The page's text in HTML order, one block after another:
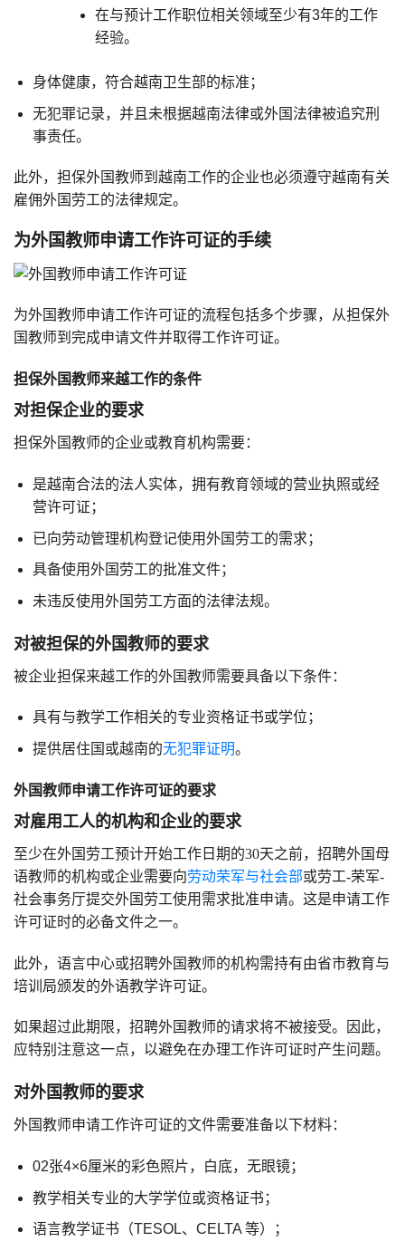
在与预计工作职位相关领域至少有3年的工作
经验。
身体健康，符合越南卫生部的标准；
无犯罪记录，并且未根据越南法律或外国法律被追究刑
事责任。
此外，担保外国教师到越南工作的企业也必须遵守越南有关
雇佣外国劳工的法律规定。
为外国教师申请工作许可证的手续
为外国教师申请工作许可证的流程包括多个步骤，从担保外
国教师到完成申请文件并取得工作许可证。
担保外国教师来越工作的条件
对担保企业的要求
担保外国教师的企业或教育机构需要：
是越南合法的法人实体，拥有教育领域的营业执照或经
营许可证；
已向劳动管理机构登记使用外国劳工的需求；
具备使用外国劳工的批准文件；
未违反使用外国劳工方面的法律法规。
对被担保的外国教师的要求
被企业担保来越工作的外国教师需要具备以下条件：
具有与教学工作相关的专业资格证书或学位；
提供居住国或越南的无犯罪证明。
外国教师申请工作许可证的要求
对雇用工人的机构和企业的要求
至少在外国劳工预计开始工作日期的30天之前，招聘外国母
语教师的机构或企业需要向劳动荣军与社会部或劳工-荣军-
社会事务厅提交外国劳工使用需求批准申请。这是申请工作
许可证时的必备文件之一。
此外，语言中心或招聘外国教师的机构需持有由省市教育与
培训局颁发的外语教学许可证。
如果超过此期限，招聘外国教师的请求将不被接受。因此，
应特别注意这一点，以避免在办理工作许可证时产生问题。
对外国教师的要求
外国教师申请工作许可证的文件需要准备以下材料：
02张4×6厘米的彩色照片，白底，无眼镜；
教学相关专业的大学学位或资格证书；
语言教学证书（TESOL、CELTA 等）；